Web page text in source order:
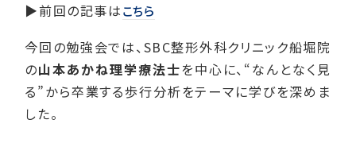
▶前回の記事はこちら
今回の勉強会では、SBC整形外科クリニック船堀院
の山本あかね理学療法士を中心に、“なんとなく見
る”から卒業する歩行分析をテーマに学びを深めま
した。